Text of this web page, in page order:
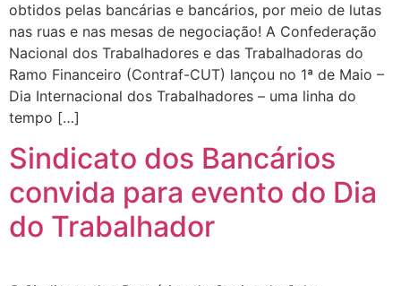
obtidos pelas bancárias e bancários, por meio de lutas
nas ruas e nas mesas de negociação! A Confederação
Nacional dos Trabalhadores e das Trabalhadoras do
Ramo Financeiro (Contraf-CUT) lançou no 1ª de Maio –
Dia Internacional dos Trabalhadores – uma linha do
tempo […]
Sindicato dos Bancários
convida para evento do Dia
do Trabalhador